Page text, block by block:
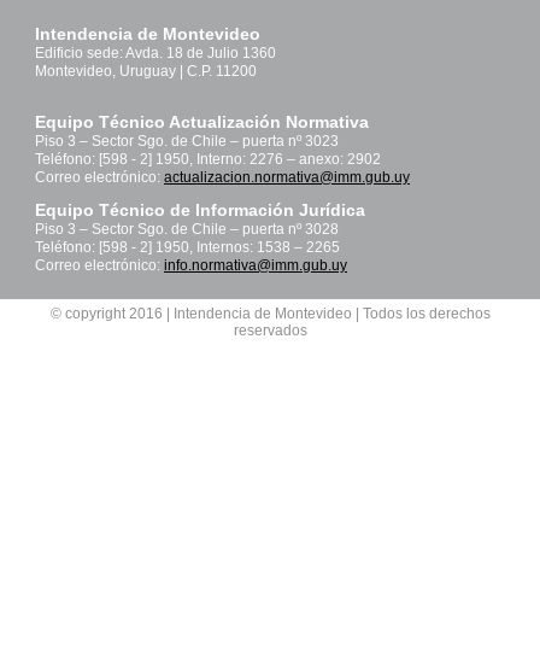
Intendencia de Montevideo
Edificio sede: Avda. 18 de Julio 1360
Montevideo, Uruguay | C.P. 11200
Equipo Técnico Actualización Normativa
Piso 3 – Sector Sgo. de Chile – puerta nº 3023
Teléfono: [598 - 2] 1950, Interno: 2276 – anexo: 2902
Correo electrónico: actualizacion.normativa@imm.gub.uy
Equipo Técnico de Información Jurídica
Piso 3 – Sector Sgo. de Chile – puerta nº 3028
Teléfono: [598 - 2] 1950, Internos: 1538 – 2265
Correo electrónico: info.normativa@imm.gub.uy
© copyright 2016 | Intendencia de Montevideo | Todos los derechos
reservados